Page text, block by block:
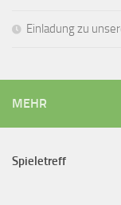
Einladung zu
MEHR
Spieletreff